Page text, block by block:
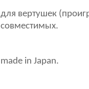
для вертушек
совместимых.
made in Japan.